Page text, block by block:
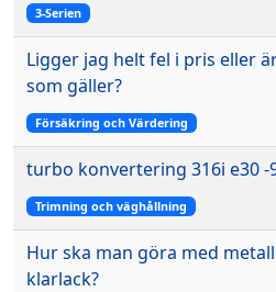
3-Serien
Ligger jag helt fel i pris eller
som gäller?
Försäkring och Värdering
turbo konvertering 316i e30 -
Trimning och väghållning
Hur ska man göra med
klarlack?